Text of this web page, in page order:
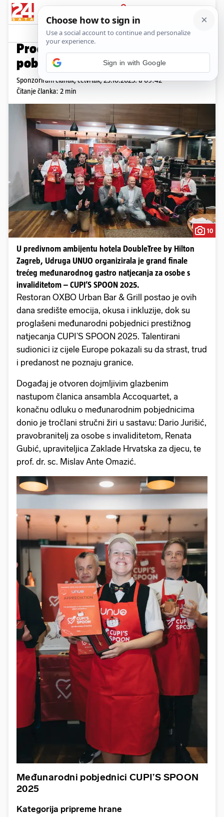
PRIJAVA
Promo sadržaj
Proglašeni međunarodni
pobjednici CUPI’S SPOON 2025
Sponzorirani članak,četvrtak, 23.10.2025. u 09:42
Čitanje članka: 2 min
10
U predivnom ambijentu hotela DoubleTree by Hilton
Zagreb, Udruga UNUO organizirala je grand finale
trećeg međunarodnog gastro natjecanja za osobe s
invaliditetom – CUPI’S SPOON 2025.
Restoran OXBO Urban Bar & Grill postao je ovih
dana središte emocija, okusa i inkluzije, dok su
proglašeni međunarodni pobjednici prestižnog
natjecanja CUPI’S SPOON 2025. Talentirani
sudionici iz cijele Europe pokazali su da strast, trud
i predanost ne poznaju granice.
Događaj je otvoren dojmljivim glazbenim
nastupom članica ansambla Accoquartet, a
konačnu odluku o međunarodnim pobjednicima
donio je tročlani stručni žiri u sastavu: Dario Jurišić,
pravobranitelj za osobe s invaliditetom, Renata
Gubić, upraviteljica Zaklade Hrvatska za djecu, te
prof. dr. sc. Mislav Ante Omazić.
Međunarodni pobjednici CUPI’S SPOON
2025
Kategorija pripreme hrane